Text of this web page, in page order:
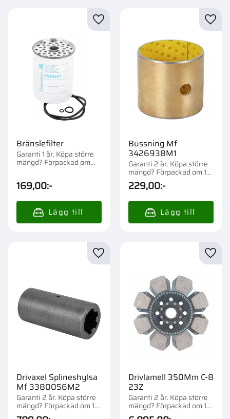
Bränslefilter
Garanti 1 år. Köpa större
mängd? Förpackad om
169,00:-
Lägg till i favoriter
Bussning Mf
3426938M1
Garanti 2 år. Köpa större
mängd? Förpackad om 1
st.
229,00:-
Drivaxel Splineshylsa
Mf 3380056M2
Garanti 2 år. Köpa större
mängd? Förpackad om 1
st.
Lägg till i favoriter
Drivlamell 350Mm C-8
23Z
Garanti 2 år. Köpa större
mängd? Förpackad om 1
st.